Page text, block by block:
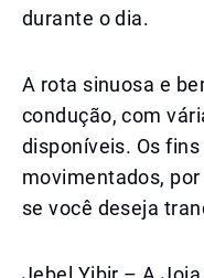
durante o dia.
A rota sinuosa e
condução, com
disponíveis. Os
movimentados,
se você deseja